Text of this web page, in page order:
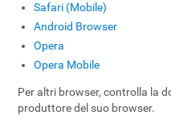
Safari (Mobile)
Android Browser
Opera
Opera Mobile
Per altri browser, controlla la
produttore del suo browser.